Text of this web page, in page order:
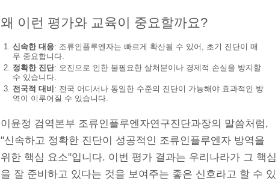
왜 이런 평가와 교육이 중요할까요?
신속한 대응: 조류인플루엔자는 빠르게 확산될 수 있어, 초기 진단이 매
우 중요합니다.
정확한 진단: 오진으로 인한 불필요한 살처분이나 경제적 손실을 방지할
수 있습니다.
전국적 대비 : 전국 어디서나 동일한 수준의 진단이 가능해야 효과적인 방
역이 이루어질 수 있습니다.
이윤정 검역본부 조류인플루엔자연구진단과장의 말씀처럼,
"신속하고 정확한 진단이 성공적인 조류인플루엔자 방역을
위한 핵심 요소"입니다. 이번 평가 결과는 우리나라가 그 핵심
을 잘 준비하고 있다는 것을 보여주는 좋은 신호라고 할 수 있